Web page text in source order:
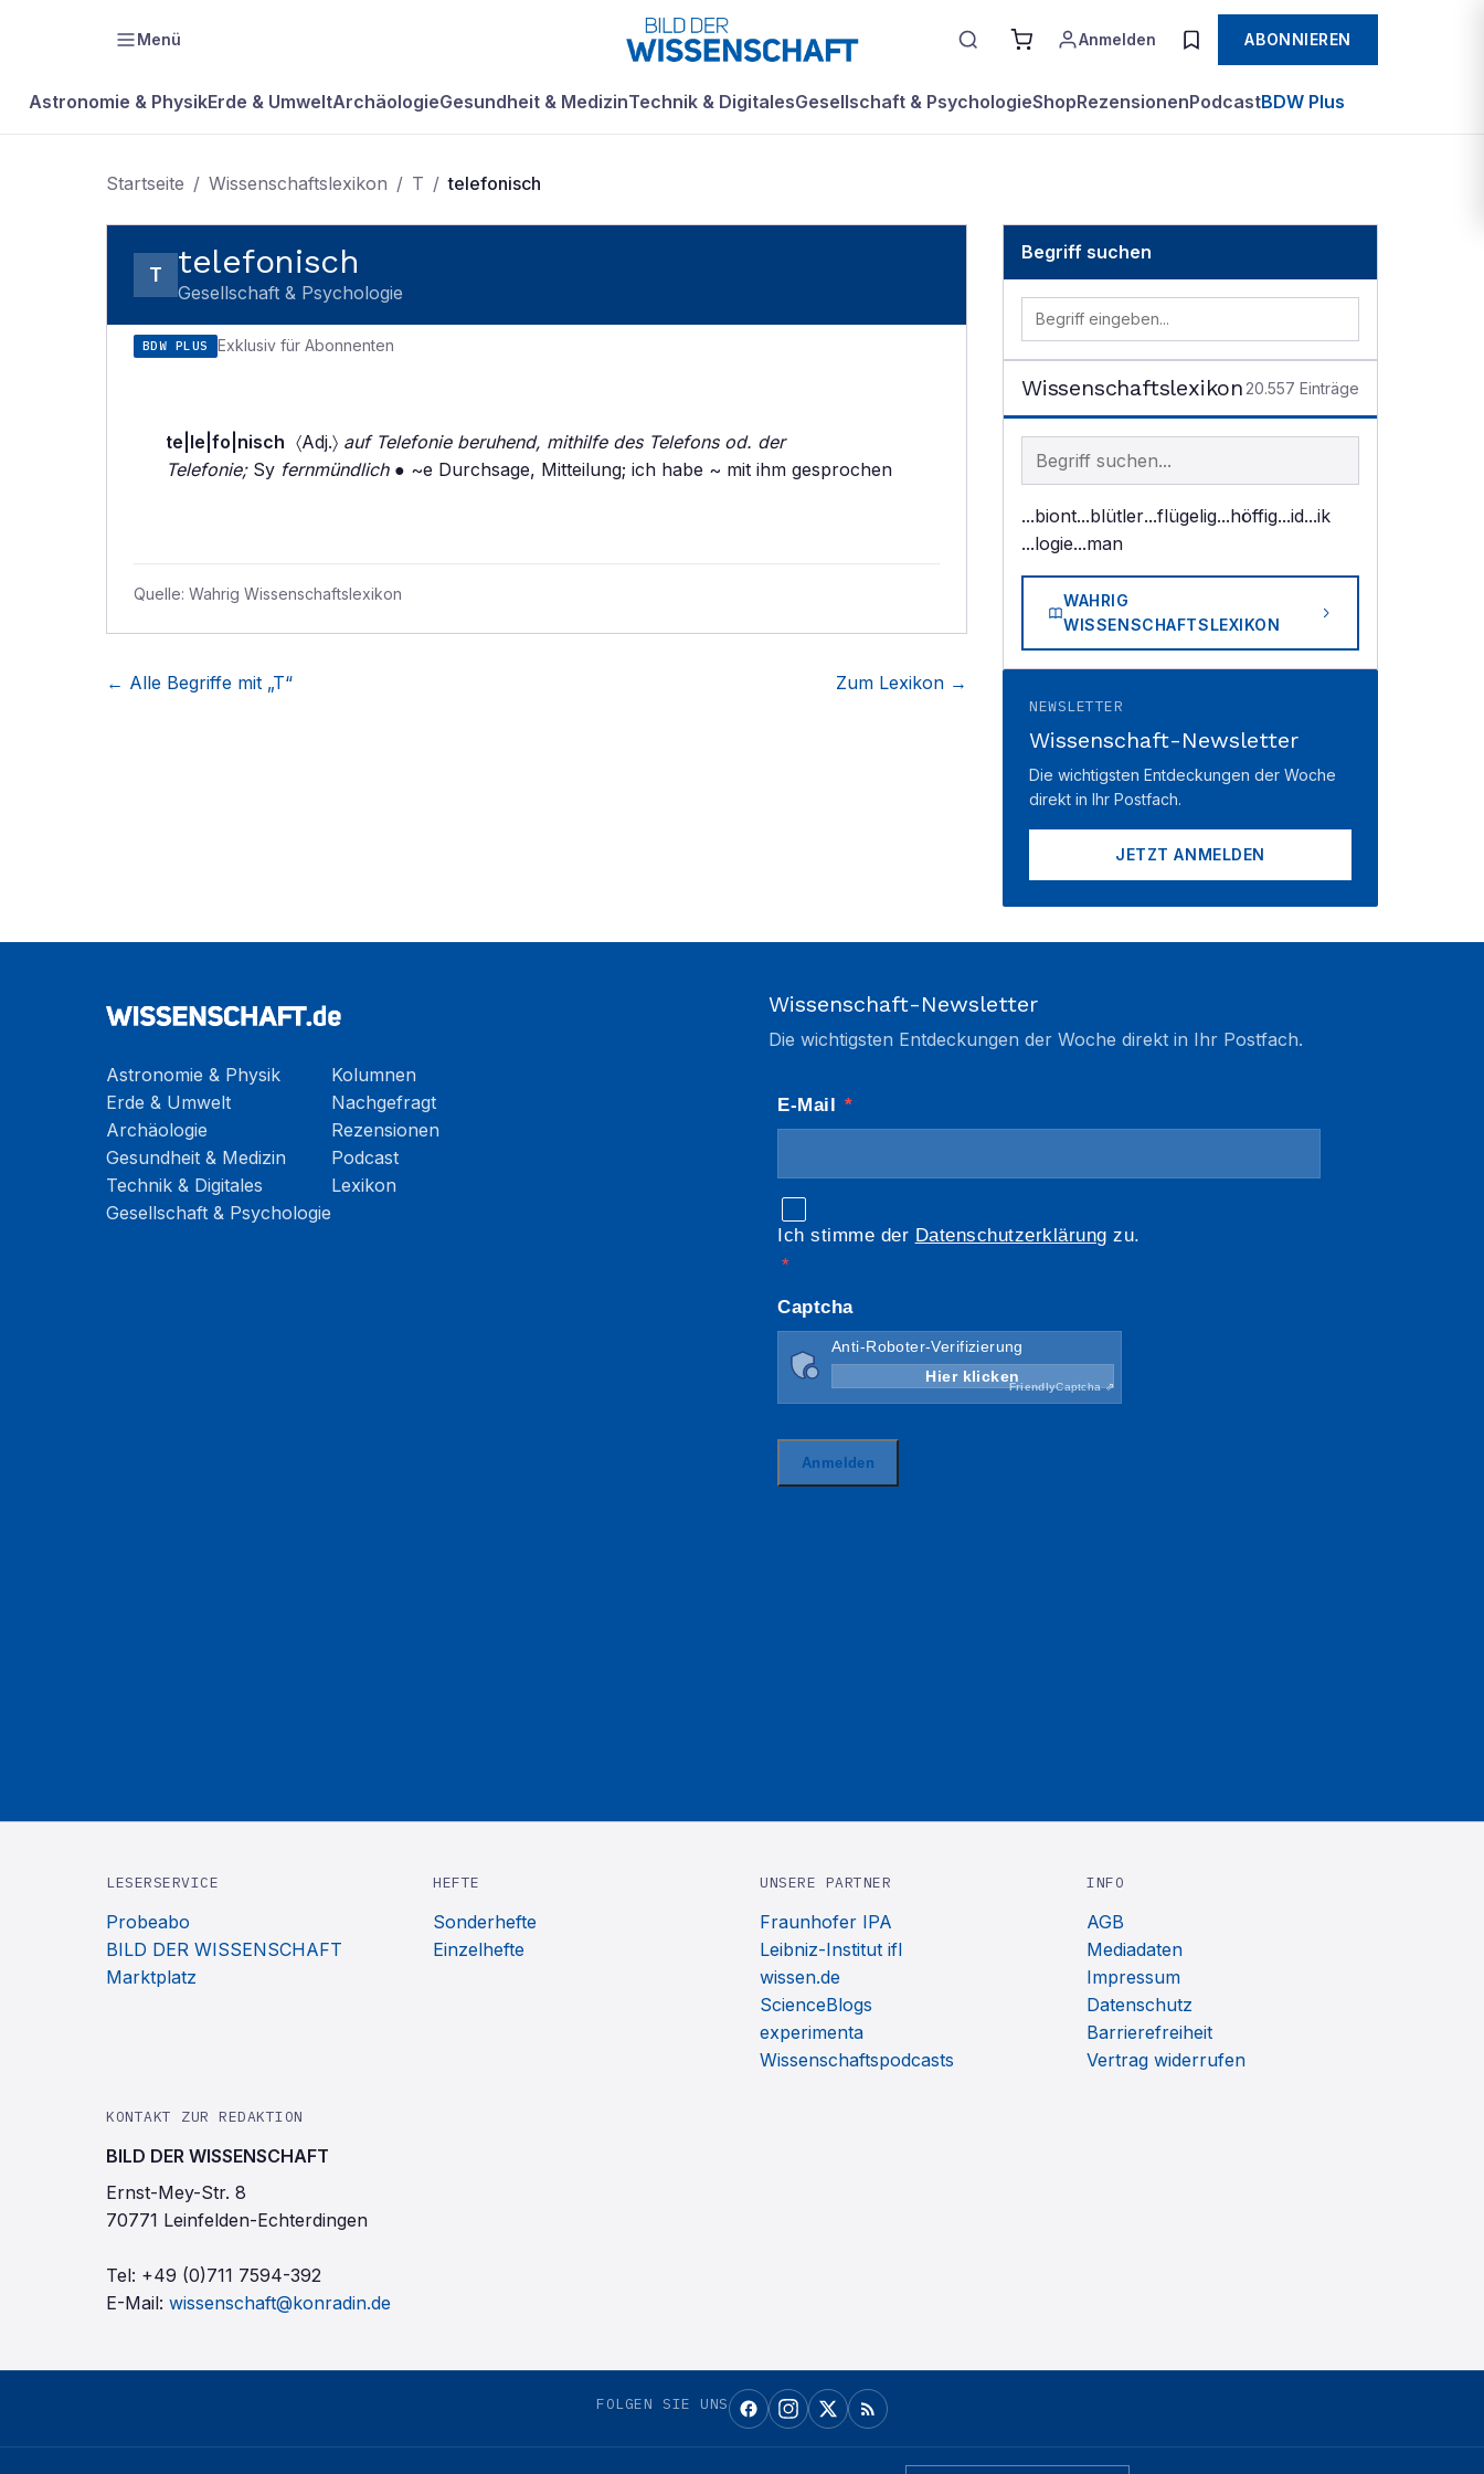
Menü Anmelden ABONNIEREN
Astronomie & PhysikErde & UmweltArchäologieGesundheit & MedizinTechnik & DigitalesGesellschaft & PsychologieShopRezensionenPodcastBDW Plus
Startseite / Wissenschaftslexikon / T / telefonisch
T telefonisch
Gesellschaft & Psychologie
BDW PLUS Exklusiv für Abonnenten
te|le|fo|nisch 〈Adj.〉 auf Telefonie beruhend, mithilfe des Telefons od. der
Telefonie;Sy fernmündlich● ~e Durchsage, Mitteilung; ich habe ~ mit ihm gesprochen
Quelle: Wahrig Wissenschaftslexikon
← Alle Begriffe mit „T“ Zum Lexikon →
Begriff suchen
Wissenschaftslexikon 20.557 Einträge
Begriff im Lexikon suchen
...biont...blütler...flügelig...höffig...id...ik
...logie...man
WAHRIG
WISSENSCHAFTSLEXIKON
NEWSLETTER
Wissenschaft-Newsletter
Die wichtigsten Entdeckungen der Woche
direkt in Ihr Postfach.
JETZT ANMELDEN
Astronomie & Physik
Erde & Umwelt
Archäologie
Gesundheit & Medizin
Technik & Digitales
Gesellschaft & Psychologie
Kolumnen
Nachgefragt
Rezensionen
Podcast
Lexikon
Wissenschaft-Newsletter
Die wichtigsten Entdeckungen der Woche direkt in Ihr Postfach.
LESERSERVICE
Probeabo
BILD DER WISSENSCHAFT
Marktplatz
HEFTE
Sonderhefte
Einzelhefte
UNSERE PARTNER
Fraunhofer IPA
Leibniz-Institut ifl
wissen.de
ScienceBlogs
experimenta
Wissenschaftspodcasts
INFO
AGB
Mediadaten
Impressum
Datenschutz
Barrierefreiheit
Vertrag widerrufen
KONTAKT ZUR REDAKTION
BILD DER WISSENSCHAFT
Ernst-Mey-Str. 8
70771 Leinfelden-Echterdingen
Tel: +49 (0)711 7594-392
E-Mail: wissenschaft@konradin.de
FOLGEN SIE UNS